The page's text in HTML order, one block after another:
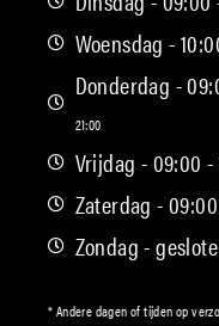
Woensdag -
Donderdag -
21:00
Vrijdag - 09:00
Zaterdag -
Zondag -
* Andere dagen of tijden op